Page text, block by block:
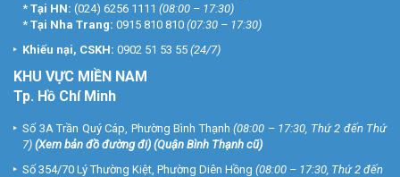
* Tại HN: (024) 6256 1111 (08:00 – 17:30)
* Tại Nha Trang: 0915 810 810 (07:30 – 17:30)
Khiếu nại, CSKH: 0902 51 53 55 (24/7)
KHU VỰC MIỀN NAM
Tp. Hồ Chí Minh
Số 3A Trần Quý Cáp, Phường Bình Thạnh (08:00 – 17:30, Thứ 2 đến Thứ
7) (Xem bản đồ đường đi) (Quận Bình Thạnh cũ)
Số 354/70 Lý Thường Kiệt, Phường Diên Hồng (08:00 – 17:30, Thứ 2 đến